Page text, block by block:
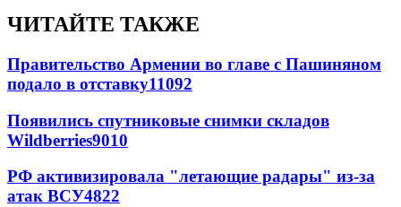
ЧИТАЙТЕ ТАКЖЕ
Правительство Армении во главе с Пашиняном
подало в отставку11092
Появились спутниковые снимки складов
Wildberries9010
РФ активизировала "летающие радары" из-за
атак ВСУ4822